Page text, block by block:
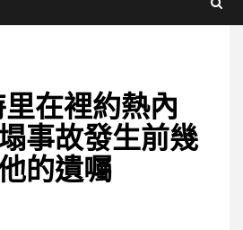
里在裡約熱內
事故發生前幾
的遺囑